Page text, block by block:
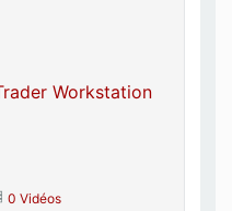
Workstation
0 Vidéos